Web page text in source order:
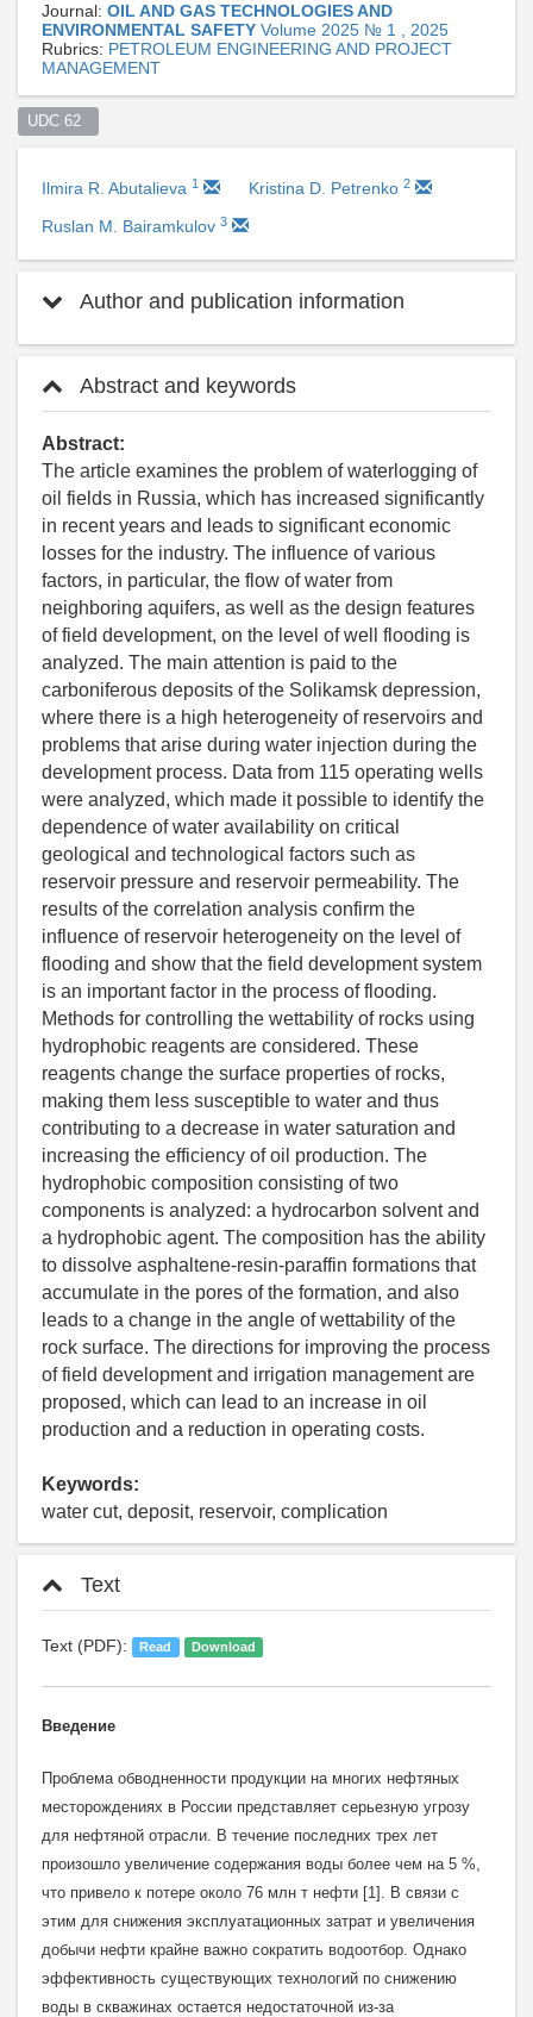
Journal: OIL AND GAS TECHNOLOGIES AND
ENVIRONMENTAL SAFETY Volume 2025 № 1 , 2025
Rubrics: PETROLEUM ENGINEERING AND PROJECT
MANAGEMENT
UDC 62
Ilmira R. Abutalieva 1 Kristina D. Petrenko 2
Ruslan M. Bairamkulov 3
Author and publication information
Abstract and keywords
Abstract:
The article examines the problem of waterlogging of
oil fields in Russia, which has increased significantly
in recent years and leads to significant economic
losses for the industry. The influence of various
factors, in particular, the flow of water from
neighboring aquifers, as well as the design features
of field development, on the level of well flooding is
analyzed. The main attention is paid to the
carboniferous deposits of the Solikamsk depression,
where there is a high heterogeneity of reservoirs and
problems that arise during water injection during the
development process. Data from 115 operating wells
were analyzed, which made it possible to identify the
dependence of water availability on critical
geological and technological factors such as
reservoir pressure and reservoir permeability. The
results of the correlation analysis confirm the
influence of reservoir heterogeneity on the level of
flooding and show that the field development system
is an important factor in the process of flooding.
Methods for controlling the wettability of rocks using
hydrophobic reagents are considered. These
reagents change the surface properties of rocks,
making them less susceptible to water and thus
contributing to a decrease in water saturation and
increasing the efficiency of oil production. The
hydrophobic composition consisting of two
components is analyzed: a hydrocarbon solvent and
a hydrophobic agent. The composition has the ability
to dissolve asphaltene-resin-paraffin formations that
accumulate in the pores of the formation, and also
leads to a change in the angle of wettability of the
rock surface. The directions for improving the process
of field development and irrigation management are
proposed, which can lead to an increase in oil
production and a reduction in operating costs.
Keywords:
water cut, deposit, reservoir, complication
Text
Text (PDF): Read Download
Введение
Проблема обводненности продукции на многих нефтяных
месторождениях в России представляет серьезную угрозу
для нефтяной отрасли. В течение последних трех лет
произошло увеличение содержания воды более чем на 5 %,
что привело к потере около 76 млн т нефти [1]. В связи с
этим для снижения эксплуатационных затрат и увеличения
добычи нефти крайне важно сократить водоотбор. Однако
эффективность существующих технологий по снижению
воды в скважинах остается недостаточной из-за